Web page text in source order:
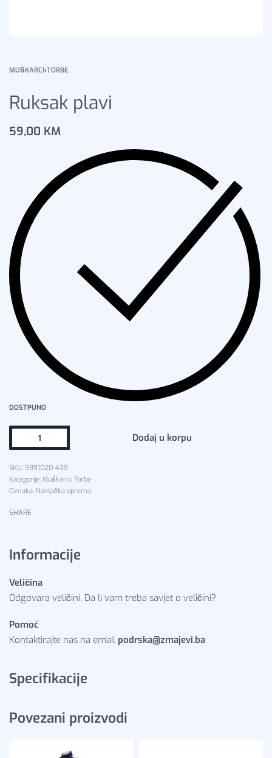
MUŠKARCI›TORBE
Ruksak plavi
59,00 KM
DOSTPUNO
Dodaj u korpu
9891020-439
Kategorije: Muškarci, Torbe
Oznaka: Navijačka oprema
SHARE
Informacije
Veličina
Odgovara veličini. Da li vam treba savjet o veličini?
Pomoć
Kontaktirajte nas na email podrska@zmajevi.ba
Specifikacije
Povezani proizvodi